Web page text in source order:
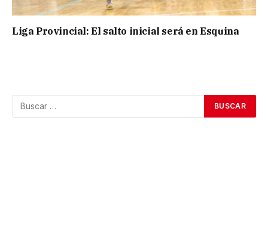
Liga Provincial: El salto inicial será en Esquina